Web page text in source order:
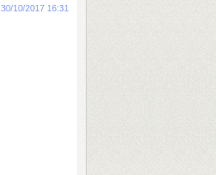
30/10/2017 16:31